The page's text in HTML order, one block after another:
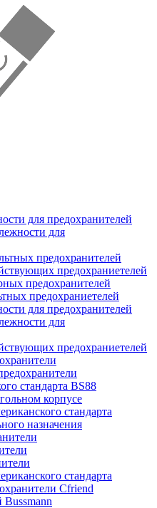
для предохранителей
для
предохранителей
предохраниетелей
предохранителей
предохраниетелей
для предохранителей
для
предохраниетелей
стандарта BS88
корпусе
стандарта
назначения
стандарта
Cfriend
Bussmann